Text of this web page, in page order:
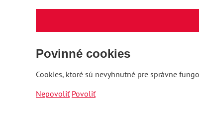
Povinné cookies
Cookies, ktoré sú nevyhnutné pre správne
Nepovoliť Povoliť